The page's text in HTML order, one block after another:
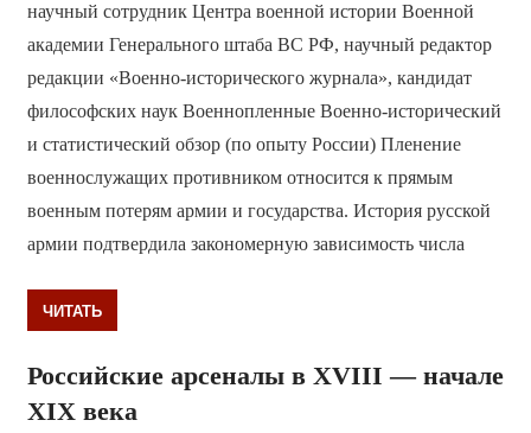
научный сотрудник Центра военной истории Военной
академии Генерального штаба ВС РФ, научный редактор
редакции «Военно-исторического журнала», кандидат
философских наук Военнопленные Военно-исторический
и статистический обзор (по опыту России) Пленение
военнослужащих противником относится к прямым
военным потерям армии и государства. История русской
армии подтвердила закономерную зависимость числа
ЧИТАТЬ
Российские арсеналы в XVIII — начале
XIX века